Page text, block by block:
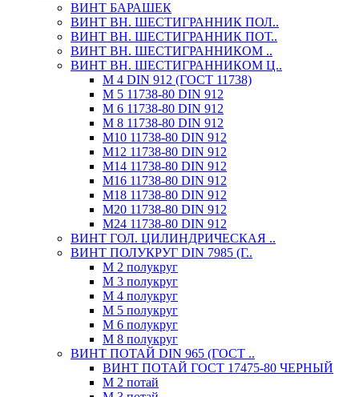
ВИНТ БАРАШЕК
ВИНТ ВН. ШЕСТИГРАННИК ПОЛ..
ВИНТ ВН. ШЕСТИГРАННИК ПОТ..
ВИНТ ВН. ШЕСТИГРАННИКОМ ..
ВИНТ ВН. ШЕСТИГРАННИКОМ Ц..
М 4 DIN 912 (ГОСТ 11738)
М 5 11738-80 DIN 912
М 6 11738-80 DIN 912
М 8 11738-80 DIN 912
М10 11738-80 DIN 912
М12 11738-80 DIN 912
М14 11738-80 DIN 912
М16 11738-80 DIN 912
М18 11738-80 DIN 912
М20 11738-80 DIN 912
М24 11738-80 DIN 912
ВИНТ ГОЛ. ЦИЛИНДРИЧЕСКАЯ ..
ВИНТ ПОЛУКРУГ DIN 7985 (Г..
М 2 полукруг
М 3 полукруг
М 4 полукруг
М 5 полукруг
М 6 полукруг
М 8 полукруг
ВИНТ ПОТАЙ DIN 965 (ГОСТ ..
ВИНТ ПОТАЙ ГОСТ 17475-80 ЧЕРНЫЙ
М 2 потай